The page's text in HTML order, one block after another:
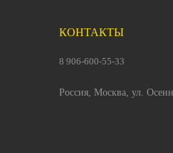
КОНТАКТЫ
8 906-600-55-33
Россия, Москва, ул.